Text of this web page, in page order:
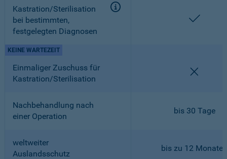
Kastration/Sterilisation
bei bestimmten,
festgelegten Diagnosen
Einmaliger Zuschuss für
Kastration/Sterilisation
KEINE WARTEZEIT
Nachbehandlung nach
einer Operation
bis 30 Tage
weltweiter
Auslandsschutz
bis zu 12 Monaten